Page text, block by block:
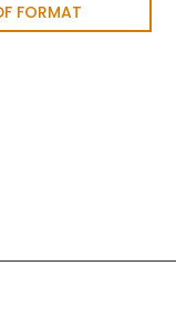
FORMAT